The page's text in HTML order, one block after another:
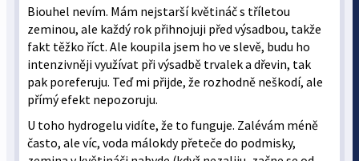
Biouhel nevím. Mám nejstarší květináč s tříletou
zeminou, ale každý rok přihnojuji před výsadbou, takže
fakt těžko říct. Ale koupila jsem ho ve slevě, budu ho
intenzivněji využívat při výsadbě trvalek a dřevin, tak
pak poreferuju. Teď mi přijde, že rozhodně neškodí, ale
přímý efekt nepozoruju.
U toho hydrogelu vidíte, že to funguje. Zalévám méně
často, ale víc, voda málokdy přeteče do podmisky,